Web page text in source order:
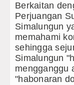
Berkaitan
Perjuangan
Simalungun
memahami
sehingga
Simalungun
mengganggu
"habonaran